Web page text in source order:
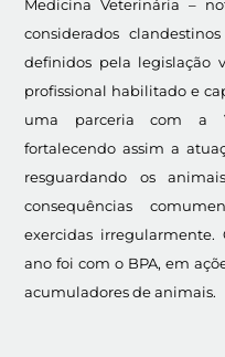
Medicina Veterinária –
considerados
definidos pela legislação
profissional habilitado e
uma parceria com a
fortalecendo assim a
resguardando os
consequências
exercidas
ano foi com o BPA, em
acumuladores de animais.